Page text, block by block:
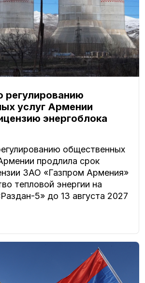
регулированию
услуг Армении
энергоблока
общественных
продлила срок
ЗАО «Газпром Армения»
тепловой энергии на
5» до 13 августа 2027